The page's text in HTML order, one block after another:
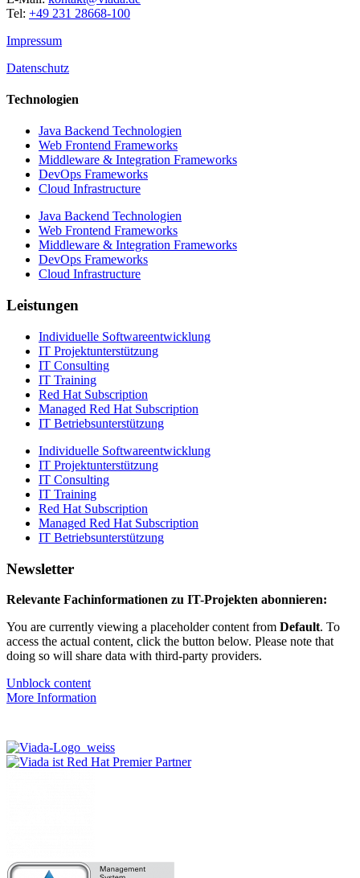
Tel: +49 231 28668-100
Impressum
Datenschutz
Technologien
Java Backend Technologien
Web Frontend Frameworks
Middleware & Integration Frameworks
DevOps Frameworks
Cloud Infrastructure
Java Backend Technologien
Web Frontend Frameworks
Middleware & Integration Frameworks
DevOps Frameworks
Cloud Infrastructure
Leistungen
Individuelle Softwareentwicklung
IT Projektunterstützung
IT Consulting
IT Training
Red Hat Subscription
Managed Red Hat Subscription
IT Betriebsunterstützung
Individuelle Softwareentwicklung
IT Projektunterstützung
IT Consulting
IT Training
Red Hat Subscription
Managed Red Hat Subscription
IT Betriebsunterstützung
Newsletter
Relevante Fachinformationen zu IT-Projekten abonnieren:
You are currently viewing a placeholder content from Default. To
access the actual content, click the button below. Please note that
doing so will share data with third-party providers.
Unblock content
More Information